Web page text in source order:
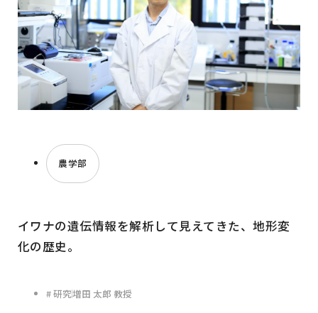
農学部
イワナの遺伝情報を解析して見えてきた、地形変
化の歴史。
# 研究増田 太郎 教授